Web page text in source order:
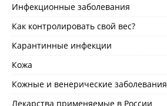
Инфекционные заболевания
Как контролировать свой вес?
Карантинные инфекции
Кожа
Кожные и венерические заболевания
Лекарства применяемые в России